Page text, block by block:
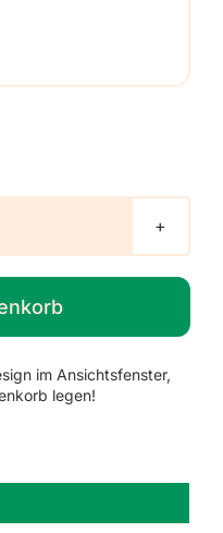
im Ansichtsfenster,
legen!